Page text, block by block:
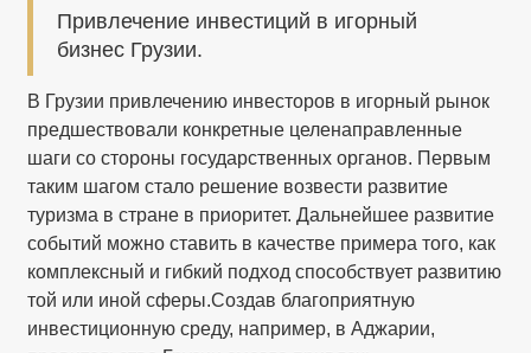
Привлечение инвестиций в игорный
бизнес Грузии.
В Грузии привлечению инвесторов в игорный рынок
предшествовали конкретные целенаправленные
шаги со стороны государственных органов. Первым
таким шагом стало решение возвести развитие
туризма в стране в приоритет. Дальнейшее развитие
событий можно ставить в качестве примера того, как
комплексный и гибкий подход способствует развитию
той или иной сферы.Создав благоприятную
инвестиционную среду, например, в Аджарии,